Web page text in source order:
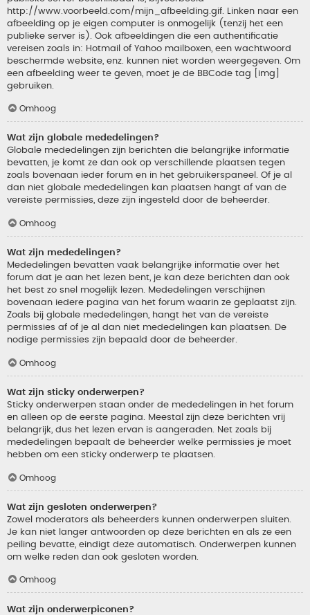
http://www.voorbeeld.com/mijn_afbeelding.gif. Linken naar een
afbeelding op je eigen computer is onmogelijk (tenzij het een
publieke server is). Ook afbeeldingen die een authentificatie
vereisen zoals in: Hotmail of Yahoo mailboxen, een wachtwoord
beschermde website, enz. kunnen niet worden weergegeven. Om
een afbeelding weer te geven, moet je de BBCode tag [img]
gebruiken.
Omhoog
Wat zijn globale mededelingen?
Globale mededelingen zijn berichten die belangrijke informatie
bevatten, je komt ze dan ook op verschillende plaatsen tegen
zoals bovenaan ieder forum en in het gebruikerspaneel. Of je al
dan niet globale mededelingen kan plaatsen hangt af van de
vereiste permissies, deze zijn ingesteld door de beheerder.
Omhoog
Wat zijn mededelingen?
Mededelingen bevatten vaak belangrijke informatie over het
forum dat je aan het lezen bent, je kan deze berichten dan ook
het best zo snel mogelijk lezen. Mededelingen verschijnen
bovenaan iedere pagina van het forum waarin ze geplaatst zijn.
Zoals bij globale mededelingen, hangt het van de vereiste
permissies af of je al dan niet mededelingen kan plaatsen. De
nodige permissies zijn bepaald door de beheerder.
Omhoog
Wat zijn sticky onderwerpen?
Sticky onderwerpen staan onder de mededelingen in het forum
en alleen op de eerste pagina. Meestal zijn deze berichten vrij
belangrijk, dus het lezen ervan is aangeraden. Net zoals bij
mededelingen bepaalt de beheerder welke permissies je moet
hebben om een sticky onderwerp te plaatsen.
Omhoog
Wat zijn gesloten onderwerpen?
Zowel moderators als beheerders kunnen onderwerpen sluiten.
Je kan niet langer antwoorden op deze berichten en als ze een
peiling bevatte, eindigt deze automatisch. Onderwerpen kunnen
om welke reden dan ook gesloten worden.
Omhoog
Wat zijn onderwerpiconen?